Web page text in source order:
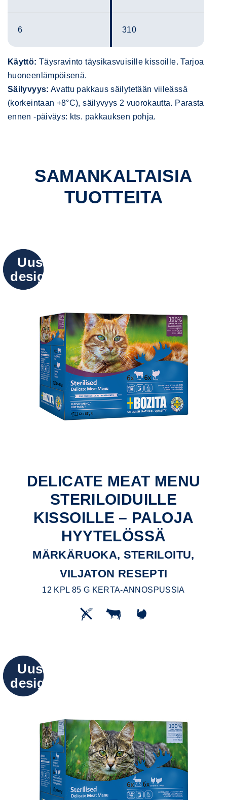
6 310
Käyttö: Täysravinto täysikasvuisille kissoille. Tarjoa
huoneenlämpöisenä.
Säilyvyys: Avattu pakkaus säilytetään viileässä
(korkeintaan +8°C), säilyvyys 2 vuorokautta. Parasta
ennen -päiväys: kts. pakkauksen pohja.
SAMANKALTAISIA
TUOTTEITA
Uusi
design
DELICATE MEAT MENU
STERILOIDUILLE
KISSOILLE – PALOJA
HYYTELÖSSÄ
MÄRKÄRUOKA, STERILOITU,
VILJATON RESEPTI
12 KPL 85 G KERTA-ANNOSPUSSIA
Uusi
design